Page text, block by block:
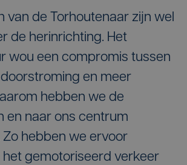
van de Torhoutenaar zijn wel
de herinrichting. Het
wou een compromis tussen
en meer
hebben we de
en naar ons centrum
Zo hebben we ervoor
gemotoriseerd verkeer